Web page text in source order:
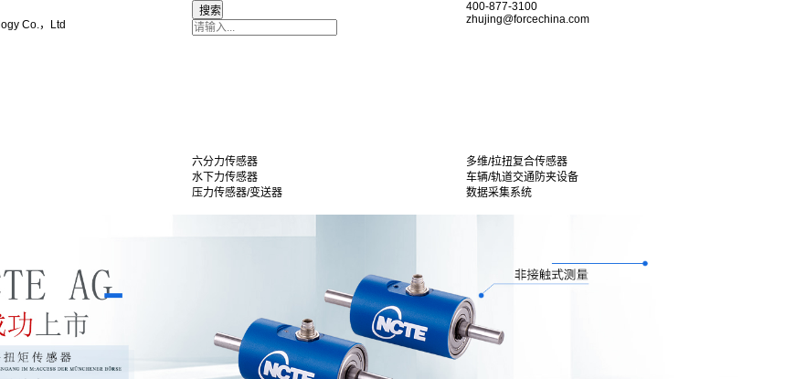
Co.，Ltd
400-877-3100
zhujing@forcechina.com
六分力传感器
多维/拉扭复合传感器
水下力传感器
车辆/轨道交通防夹设备
压力传感器/变送器
数据采集系统